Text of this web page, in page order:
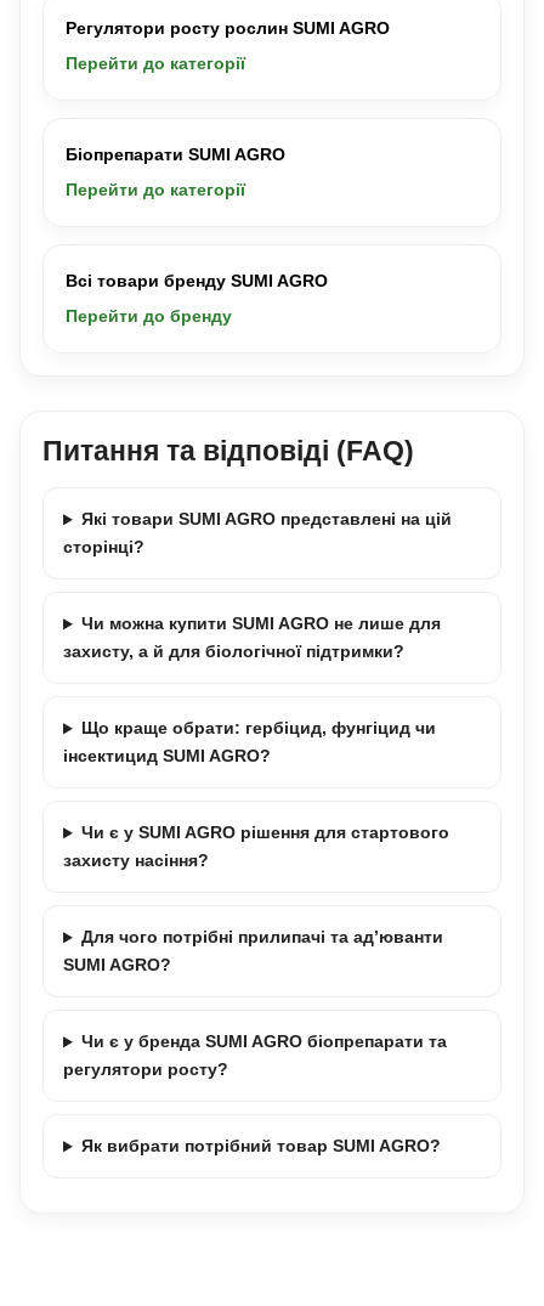
Регулятори росту рослин SUMI AGRO
Перейти до категорії
Біопрепарати SUMI AGRO
Перейти до категорії
Всі товари бренду SUMI AGRO
Перейти до бренду
Питання та відповіді (FAQ)
Які товари SUMI AGRO представлені на цій
сторінці?
Чи можна купити SUMI AGRO не лише для
захисту, а й для біологічної підтримки?
Що краще обрати: гербіцид, фунгіцид чи
інсектицид SUMI AGRO?
Чи є у SUMI AGRO рішення для стартового
захисту насіння?
Для чого потрібні прилипачі та ад’юванти
SUMI AGRO?
Чи є у бренда SUMI AGRO біопрепарати та
регулятори росту?
Як вибрати потрібний товар SUMI AGRO?